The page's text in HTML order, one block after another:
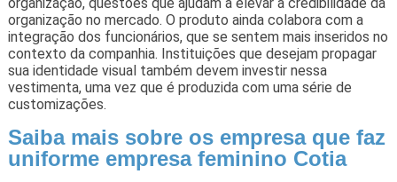
organização no mercado. O produto ainda colabora com a
integração dos funcionários, que se sentem mais inseridos no
contexto da companhia. Instituições que desejam propagar
sua identidade visual também devem investir nessa
vestimenta, uma vez que é produzida com uma série de
customizações.
Saiba mais sobre os empresa que faz
uniforme empresa feminino Cotia